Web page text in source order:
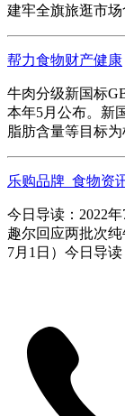
建牢全旗旅逛市
帮力食物财产健康
牛肉分级新国标
本年5月公布。新
脂肪含量等目标
乐购品牌_食物资
今日导读：2022
趣尔回应两批次
7月1日）今日导